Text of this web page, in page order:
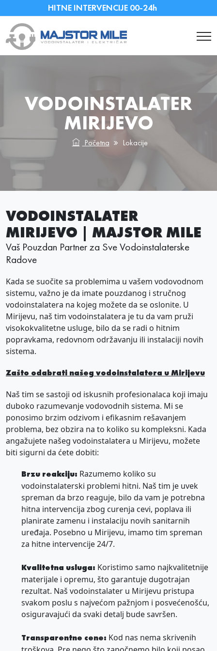
HITNE INTERVENCIJE 00-24h
VODOINSTALATER
MIRIJEVO
Početna Lokacije
VODOINSTALATER
MIRIJEVO | MAJSTOR MILE
Vaš Pouzdan Partner za Sve Vodoinstalaterske
Radove
Kada se suočite sa problemima u vašem vodovodnom
sistemu, važno je da imate pouzdanog i stručnog
vodoinstalatera na kojeg možete da se oslonite. U
Mirijevu, naš tim vodoinstalatera je tu da vam pruži
visokokvalitetne usluge, bilo da se radi o hitnim
popravkama, redovnom održavanju ili instalaciji novih
sistema.
Zašto odabrati našeg vodoinstalatera u Mirijevu
Naš tim se sastoji od iskusnih profesionalaca koji imaju
duboko razumevanje vodovodnih sistema. Mi se
ponosimo brzim odzivom i efikasnim rešavanjem
problema, bez obzira na to koliko su kompleksni. Kada
angažujete našeg vodoinstalatera u Mirijevu, možete
biti sigurni da ćete dobiti:
Brzu reakciju: Razumemo koliko su
vodoinstalaterski problemi hitni. Naš tim je uvek
spreman da brzo reaguje, bilo da vam je potrebna
hitna intervencija zbog curenja cevi, poplava ili
planirate zamenu i instalaciju novih sanitarnih
uređaja. Posebno u Mirijevu, imamo tim spreman
za hitne intervencije 24/7.
Kvalitetna usluga: Koristimo samo najkvalitetnije
materijale i opremu, što garantuje dugotrajan
rezultat. Naš vodoinstalater u Mirijevu pristupa
svakom poslu s najvećom pažnjom i posvećenošću,
osiguravajući da svaki detalj bude savršen.
Transparentne cene: Kod nas nema skrivenih